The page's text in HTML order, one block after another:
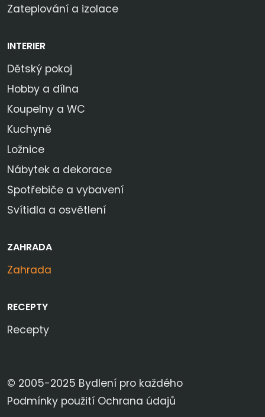
Zateplování a izolace
INTERIER
Dětský pokoj
Hobby a dílna
Koupelny a WC
Kuchyně
Ložnice
Nábytek a dekorace
Spotřebiče a vybavení
Svítidla a osvětlení
ZAHRADA
Zahrada
RECEPTY
Recepty
© 2005-2025 Bydlení pro každého
Podmínky použití Ochrana údajů